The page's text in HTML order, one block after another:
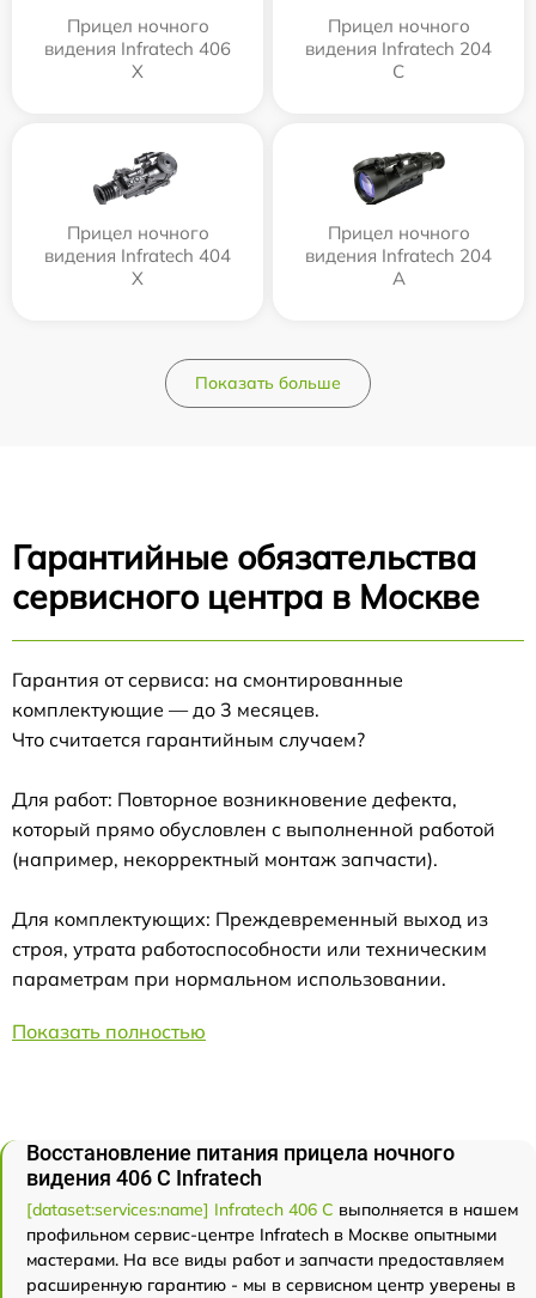
Прицел ночного
видения Infratech 406
Х
Прицел ночного
видения Infratech 204
С
Прицел ночного
видения Infratech 404
Х
Прицел ночного
видения Infratech 204
А
Показать больше
Гарантийные обязательства
сервисного центра в Москве
Гарантия от сервиса: на смонтированные
комплектующие — до 3 месяцев.
Что считается гарантийным случаем?
Для работ: Повторное возникновение дефекта,
который прямо обусловлен с выполненной работой
(например, некорректный монтаж запчасти).
Для комплектующих: Преждевременный выход из
строя, утрата работоспособности или техническим
параметрам при нормальном использовании.
Показать полностью
Восстановление питания прицела ночного
видения 406 С Infratech
[dataset:services:name] Infratech 406 С выполняется в нашем
профильном сервис-центре Infratech в Москве опытными
мастерами. На все виды работ и запчасти предоставляем
расширенную гарантию - мы в сервисном центр уверены в